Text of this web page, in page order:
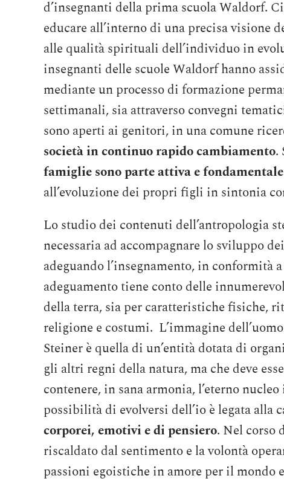
d’insegnanti della prima scuola Waldorf.
educare all’interno di una precisa visione
alle qualità spirituali dell’individuo in
insegnanti delle scuole Waldorf hanno
mediante un processo di formazione
settimanali, sia attraverso convegni
sono aperti ai genitori, in una comune
società in continuo rapido cambiamento.
famiglie sono parte attiva e
all’evoluzione dei propri figli in sintonia
Lo studio dei contenuti dell’antropologia
necessaria ad accompagnare lo sviluppo
adeguando l’insegnamento, in conformità
adeguamento tiene conto delle
della terra, sia per caratteristiche fisiche,
religione e costumi. L’immagine
Steiner è quella di un’entità dotata di
gli altri regni della natura, ma che deve
contenere, in sana armonia, l’eterno
possibilità di evolversi dell’io è legata alla
corporei, emotivi e di pensiero. Nel corso
riscaldato dal sentimento e la volontà
passioni egoistiche in amore per il